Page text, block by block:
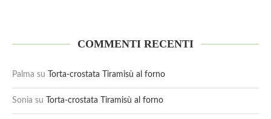
COMMENTI RECENTI
Palma su Torta-crostata Tiramisù al forno
Sonia su Torta-crostata Tiramisù al forno